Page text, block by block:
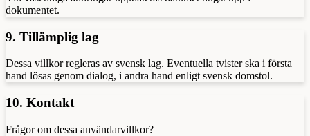
dokumentet.
9. Tillämplig lag
Dessa villkor regleras av svensk lag. Eventuella tvister ska i första
hand lösas genom dialog, i andra hand enligt svensk domstol.
10. Kontakt
Frågor om dessa användarvillkor?